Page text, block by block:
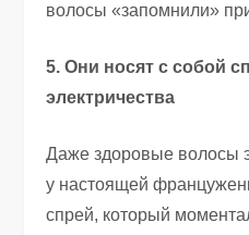
волосы «запомнили»
5. Они носят с собой
электричества
Даже здоровые волосы
у настоящей
спрей, который